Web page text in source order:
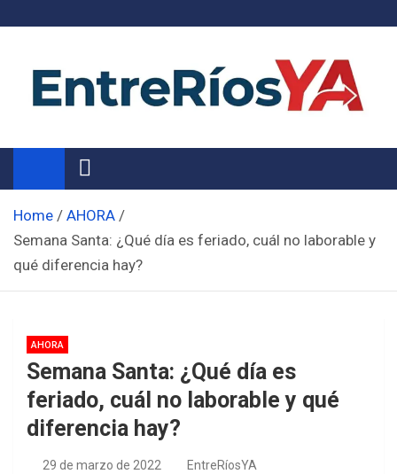
Noticias de Entre Ríos
Información de toda la provincia ahora
Home
AHORA
Semana Santa: ¿Qué día es feriado, cuál no laborable y
qué diferencia hay?
AHORA
Semana Santa: ¿Qué día es
feriado, cuál no laborable y qué
diferencia hay?
29 de marzo de 2022 EntreRíosYA